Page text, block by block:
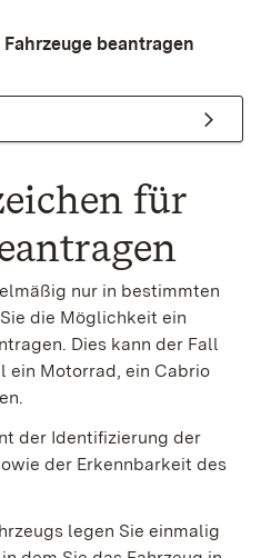
beantragen
für
nur in bestimmten
die Möglichkeit ein
Dies kann der Fall
ein Motorrad, ein Cabrio
der Identifizierung der
der Erkennbarkeit des
legen Sie einmalig